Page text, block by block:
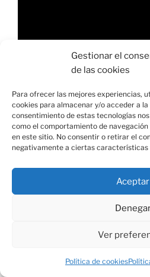
Gestionar el
de las cookies
Para ofrecer las mejores experiencias,
cookies para almacenar y/o acceder a
consentimiento de estas tecnologías
como el comportamiento de
en este sitio. No consentir o retirar el
negativamente a ciertas características
Aceptar
Ver
Política de cookies
00:00
COMENTARIOS
ARCHIVOS